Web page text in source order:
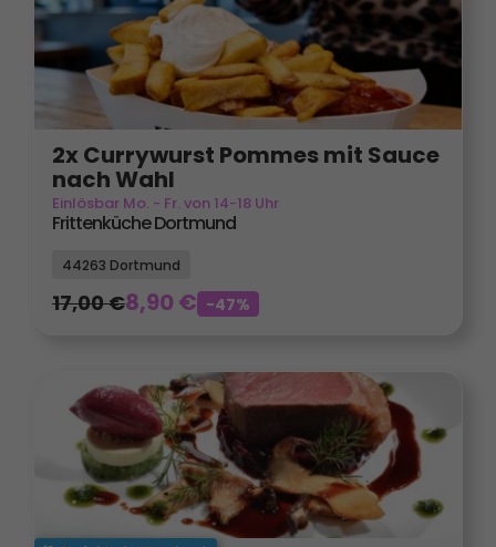
2x Currywurst Pommes mit Sauce
nach Wahl
Einlösbar Mo. - Fr. von 14-18 Uhr
Frittenküche Dortmund
44263 Dortmund
17,00€8,90€ -47%